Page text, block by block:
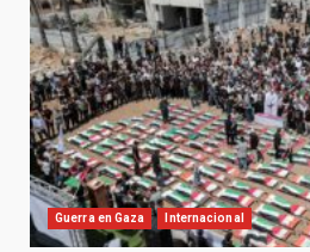
Guerra en Gaza Internacional